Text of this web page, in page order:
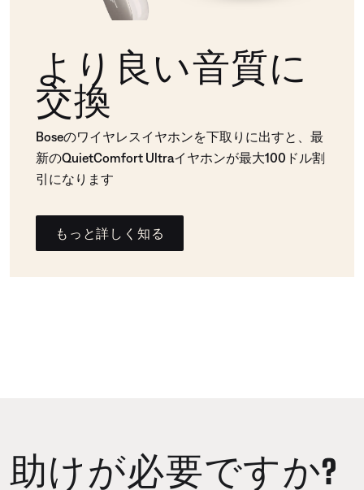
より良い音質に
交換
Boseのワイヤレスイヤホンを下取りに出すと、最
新のQuietComfort Ultraイヤホンが最大100ドル割
引になります
もっと詳しく知る
助けが必要ですか?